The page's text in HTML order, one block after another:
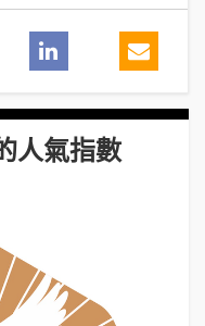
人氣指數